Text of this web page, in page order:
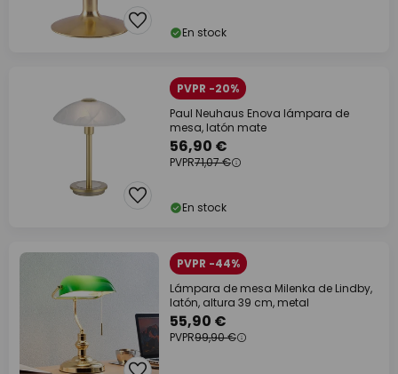
En stock
PVPR -20%
Paul Neuhaus Enova lámpara de
mesa, latón mate
56,90 €
PVPR71,07 €
En stock
PVPR -44%
Lámpara de mesa Milenka de Lindby,
latón, altura 39 cm, metal
55,90 €
PVPR99,90 €